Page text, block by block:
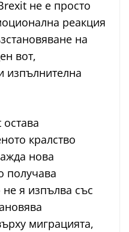
не е просто
реакция
на
вот,
изпълнителна
кралство
нова
получава
я изпълва със
миграцията,